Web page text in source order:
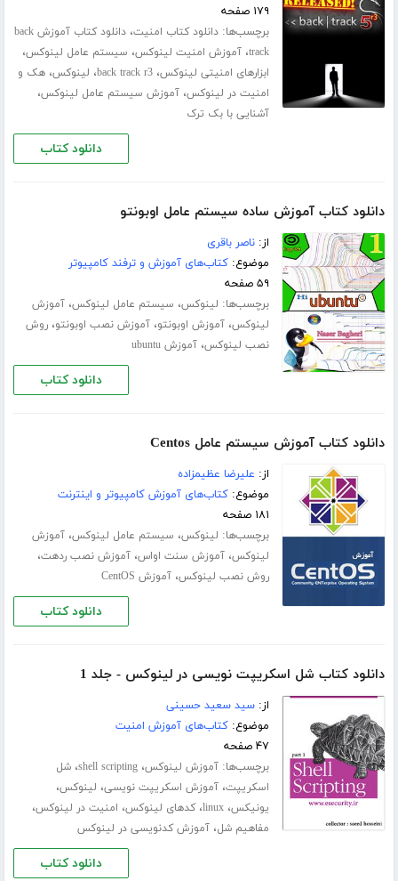
۱۷۹ صفحه
برچسب‌ها:دانلود کتاب امنیت،
دانلود کتاب آموزش back
track،آموزش امنیت لینوکس، سیستم عامل لینوکس،
ابزارهای امنیتی لینوکس،back track r3، لینوکس،هک و
امنیت در لینوکس،آموزش سیستم عامل لینوکس،
آشنایی با بک ترک
دانلود کتاب
دانلود کتاب آموزش ساده سیستم عامل اوبونتو
از:ناصر باقری
موضوع:کتاب‌های آموزش و ترفند کامپیوتر
۵۹ صفحه
برچسب‌ها: لینوکس، سیستم عامل لینوکس،آموزش
لینوکس،آموزش ‫اوبونتو ،آموزش نصب اوبونتو،روش
نصب لینوکس،آموزش ubuntu
دانلود کتاب
دانلود کتاب آموزش سیستم عامل Centos
از: علیرضا عظیمزاده
موضوع:کتاب‌های آموزش کامپیوتر و اینترنت
۱۸۱ صفحه
برچسب‌ها: لینوکس، سیستم عامل لینوکس،آموزش
لینوکس،آموزش سنت اواس،آموزش نصب ردهت،
روش نصب لینوکس،آموزش CentOS
دانلود کتاب
دانلود کتاب شل اسکریپت نویسی در لینوکس - جلد 1
از:سید سعید حسینی
موضوع:کتاب‌های آموزش امنیت
۴۷ صفحه
برچسب‌ها:آموزش لینوکس،shell scripting،شل
اسکریپت،آموزش اسکریپت نویسی، لینوکس،
یونیکس،linux،کدهای لینوکس، امنیت در لینوکس،
مفاهیم شل،آموزش کدنویسی در لینوکس
دانلود کتاب